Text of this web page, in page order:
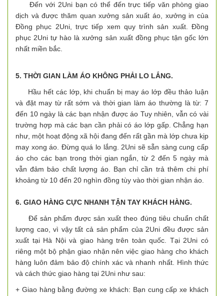
Đến với 2Uni bạn có thể đến trực tiếp văn phòng giao
dịch và được thăm quan xưởng sản xuất áo, xưởng in của
Đồng phục 2Uni, trực tiếp xem quy trình sản xuất. Đồng
phục 2Uni tự hào là xưởng sản xuất đồng phục tận gốc lớn
nhất miền bắc.
5. THỜI GIAN LÀM ÁO KHÔNG PHẢI LO LẮNG.
Hầu hết các lớp, khi chuẩn bị may áo lớp đều thảo luận
và đặt may từ rất sớm và thời gian làm áo thường là từ: 7
đến 10 ngày là các bạn nhận được áo Tuy nhiên, vẫn có vài
trường hợp mà các bạn cần phải có áo lớp gấp. Chẳng hạn
như, một hoạt động xã hội đang đến rất gần mà lớp chưa kịp
may xong áo. Đừng quá lo lắng. 2Uni sẽ sẵn sàng cung cấp
áo cho các bạn trong thời gian ngắn, từ 2 đến 5 ngày mà
vẫn đảm bảo chất lượng áo. Bạn chỉ cần trả thêm chi phí
khoảng từ 10 đến 20 nghìn đồng tùy vào thời gian nhận áo.
6. GIAO HÀNG CỰC NHANH TẬN TAY KHÁCH HÀNG.
Để sản phẩm được sản xuất theo đúng tiêu chuẩn chất
lượng cao, vì vậy tất cả sản phẩm của 2Uni đều được sản
xuất tại Hà Nội và giao hàng trên toàn quốc. Tại 2Uni có
riêng một bộ phận giao nhận nên việc giao hàng cho khách
hàng luôn đảm bảo độ chính xác và nhanh nhất. Hình thức
và cách thức giao hàng tại 2Uni như sau:
+ Giao hàng bằng đường xe khách: Bạn cung cấp xe khách